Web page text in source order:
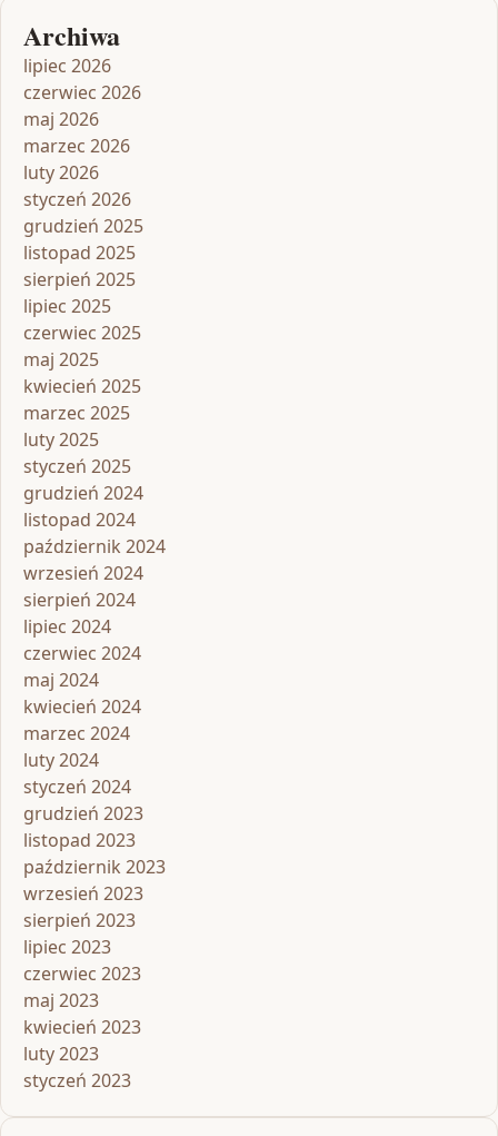
Archiwa
lipiec 2026
czerwiec 2026
maj 2026
marzec 2026
luty 2026
styczeń 2026
grudzień 2025
listopad 2025
sierpień 2025
lipiec 2025
czerwiec 2025
maj 2025
kwiecień 2025
marzec 2025
luty 2025
styczeń 2025
grudzień 2024
listopad 2024
październik 2024
wrzesień 2024
sierpień 2024
lipiec 2024
czerwiec 2024
maj 2024
kwiecień 2024
marzec 2024
luty 2024
styczeń 2024
grudzień 2023
listopad 2023
październik 2023
wrzesień 2023
sierpień 2023
lipiec 2023
czerwiec 2023
maj 2023
kwiecień 2023
luty 2023
styczeń 2023